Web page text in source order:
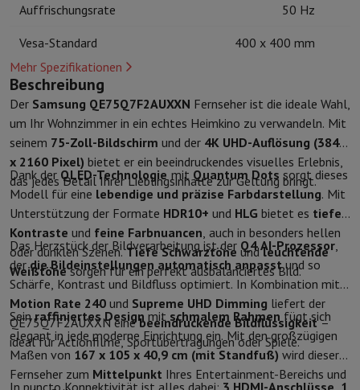
SchutziPhone Hülle Universelle Schutzhülle
Nachladen
Powerbank Ladegeräte für das Auto
ZahlungsterminalsSumUp
GSMAlle GSMEmporia GSM
FestnetztelefoneAlle FestnetztelefoneGigaset-Telefone
NavigationssystemNavigation AutoRadarwarner Coyote
VerschiedenesWalkie-Talkies Mobile Fotodrucker
Computer & Büro
Laptop & NotebookLaptopUltra-portabler Computer2-in-1-
Desktop-Computer Desktop-ComputerAll-in-One-Computer
PC GamingGaming-BereichLaptop Gaming PC GamerPC RTX 50
Tablette & E-ReaderTabletteE-ReaderApple iPadSamsung
Drucker & ScannerDruckerHP Instant InkTintenstrahldrucker
NetzwerkFRITZ!IP-Kameras
PeripheriegerätPC-BildschirmTastatur MausPC-Headsets
Arbeitsspeicher & SpeicherFestplatteSolid State Drive (SSD)
SoftwareOperating systemAndere
ZubehörBezüge, Taschen & PacktaschenTablet HüllenLadegerät
Fernsehen & Audio
Auffrischungsrate 50 Hz
Vesa-Standard
400 x 400 mm
Mehr Spezifikationen
Beschreibung
Der Samsung QE75Q7F2AUXXN Fernseher ist die ideale Wahl,
um Ihr Wohnzimmer in ein echtes Heimkino zu verwandeln. Mit
seinem 75-Zoll-Bildschirm und der 4K UHD-Auflösung (3840
x 2160 Pixel) bietet er ein beeindruckendes visuelles Erlebnis,
das jedes Detail Ihrer Lieblingsinhalte zur Geltung bringt.
Dank der QLED-Technologie mit Quantum Dots sorgt dieses
Modell für eine lebendige und präzise Farbdarstellung. Mit
Unterstützung der Formate HDR10+ und HLG bietet es tiefe
Kontraste und feine Farbnuancen, auch in besonders hellen
oder dunklen Szenen.Tiefe Schwarztöne undleuchtende
Weißtönesorgen für ein perfekt ausbalanciertes Bild.
Das Herzstück der Bildverarbeitung ist der Q4 AI-Prozessor,
derdie Bildeinstellungen automatisch anpasstund so
Schärfe, Kontrast und Bildfluss optimiert. In Kombination mit
Motion Rate 240 und Supreme UHD Dimming liefert der
QE75Q7F2AUXXN einebeeindruckende Bildflüssigkeit–
ideal für Actionfilme, Sportübertragungen oder Spiele.
Seinraffiniertes Design mit schmalem Rahmen fügt sich
elegant in jede moderne Einrichtung ein. Mit den großzügigen
Maßen von 167 x 105 x 40,9 cm (mit Standfuß) wird dieser
Fernseher zum Mittelpunkt Ihres Entertainment-Bereichs und
In puncto Konnektivität ist alles dabei: 3 HDMI-Anschlüsse, 1